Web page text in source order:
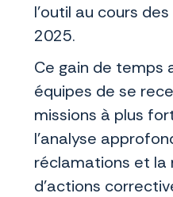
l’outil au cours
2025.
Ce gain de temps
équipes de se
missions à plus
l'analyse
réclamations et la
d'actions